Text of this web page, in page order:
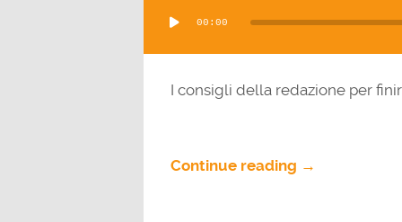
Player
00:00
I consigli della redazione per
Continue reading →